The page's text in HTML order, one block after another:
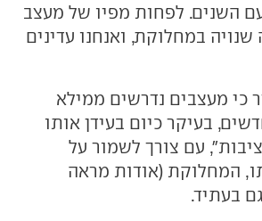
השנים. לפחות מפיו של מעצב
שנויה במחלוקת, ואנחנו עדינים
כי מעצבים נדרשים ממילא
בעיקר כיום בעידן אותו
עם צורך לשמור על
המחלוקת (אודות מראה
בעתיד.